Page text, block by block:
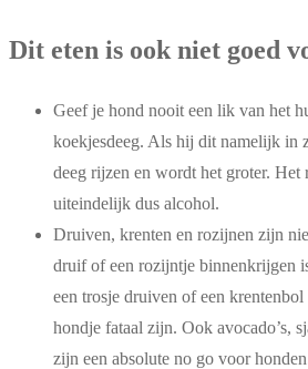
Dit eten is ook niet goed
Geef je hond nooit een lik van het
koekjesdeeg. Als hij dit namelijk in
deeg rijzen en wordt het groter. Het
uiteindelijk dus alcohol.
Druiven, krenten en rozijnen zijn
druif of een rozijntje binnenkrijgen
een trosje druiven of een
hondje fataal zijn. Ook avocado’s,
zijn een absolute no go voor